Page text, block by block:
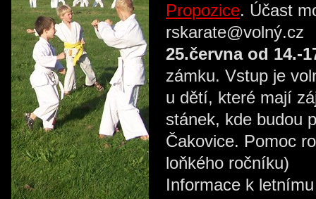
Propozice. Účast
rskarate@volný.cz
25.června od 14.-
zámku. Vstup je
u dětí, které mají
stánek, kde budou
Čakovice. Pomoc
loňkého ročníku)
Informace k